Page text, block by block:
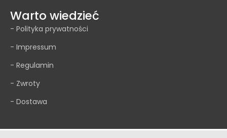
Warto wiedzieć
- Polityka prywatności
- Impressum
- Regulamin
- Zwroty
- Dostawa